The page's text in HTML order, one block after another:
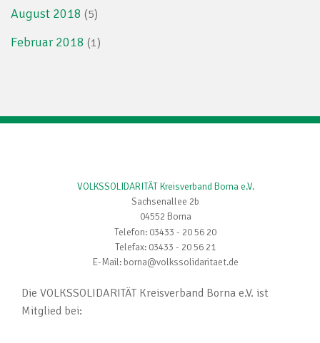
August 2018 (5)
Februar 2018 (1)
VOLKSSOLIDARITÄT Kreisverband Borna e.V.
Sachsenallee 2b
04552 Borna
Telefon: 03433 - 20 56 20
Telefax: 03433 - 20 56 21
E-Mail: borna@volkssolidaritaet.de
Die VOLKSSOLIDARITÄT Kreisverband Borna e.V. ist
Mitglied bei: